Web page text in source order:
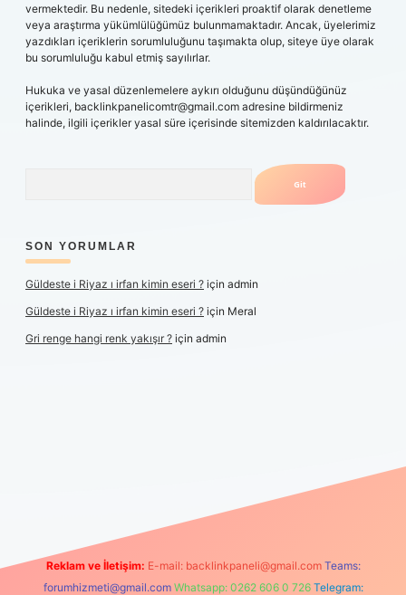
vermektedir. Bu nedenle, sitedeki içerikleri proaktif olarak denetleme
veya araştırma yükümlülüğümüz bulunmamaktadır. Ancak, üyelerimiz
yazdıkları içeriklerin sorumluluğunu taşımakta olup, siteye üye olarak
bu sorumluluğu kabul etmiş sayılırlar.
Hukuka ve yasal düzenlemelere aykırı olduğunu düşündüğünüz
içerikleri, backlinkpanelicomtr@gmail.com adresine bildirmeniz
halinde, ilgili içerikler yasal süre içerisinde sitemizden kaldırılacaktır.
SON YORUMLAR
Güldeste i Riyaz ı irfan kimin eseri ? için admin
Güldeste i Riyaz ı irfan kimin eseri ? için Meral
Gri renge hangi renk yakışır ? için admin
Reklam ve İletişim: E-mail: backlinkpaneli@gmail.com Teams:
forumhizmeti@gmail.com Whatsapp: 0262 606 0 726 Telegram: